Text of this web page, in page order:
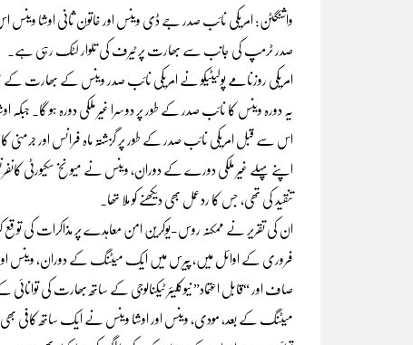
واشنگٹن: امریکی نائب صدر جے ڈی وینس اور خاتون ثانی اوشا
صدر ٹرمپ کی جانب سے بھارت پر ٹیرف کی تلوار لٹک رہی ہے۔
امریکی روزنامے پولیٹیکو نے امریکی نائب صدر وینس کے
یہ دورہ وینس کا نائب صدر کے طور پر دوسرا غیر ملکی دورہ ہو گا۔
اس سے قبل امریکی نائب صدر کے طور پر گزشتہ ماہ فرانس اور جرمنی
اپنے پہلے غیر ملکی دورے کے دوران، وینس نے میونخ سکیورٹی
تنقید کی تھی، جس کا ردعمل بھی دیکھنے کو ملا تھا۔
ان کی تقریر نے ممکنہ روس-یوکرین امن معاہدے پر مذاکرات کی توقع
فروری کے اوائل میں، پیرس میں ایک میٹنگ کے دوران، وینس اور
صاف اور “قابل اعتماد” نیوکلیئر ٹیکنالوجی کے ساتھ بھارت کی
میٹنگ کے بعد، مودی، وینس اور اوشا وینس نے ایک ساتھ کافی